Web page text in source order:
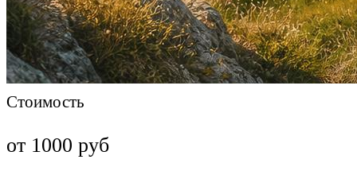
Стоимость
от 1000 руб